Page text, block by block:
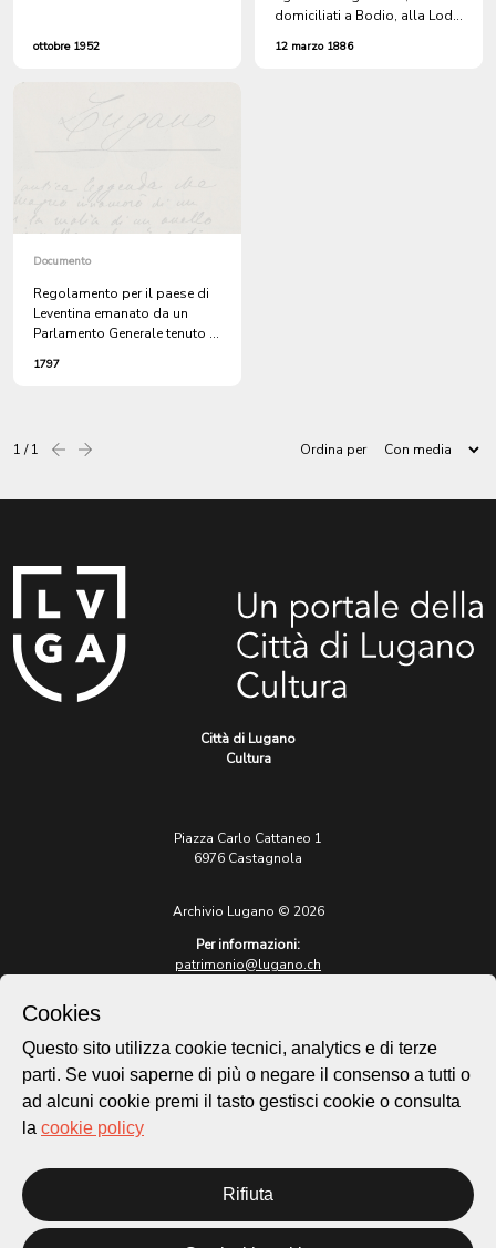
ottobre 1952
domiciliati a Bodio, alla Lod.
l'Imposta Cantonale, Lugano.
12 marzo 1886
Documento
Regolamento per il paese di
Leventina emanato da un
Parlamento Generale tenuto in
1797
1 / 1 Precedentesuccessiva Ordina per
Città di Lugano
Cultura
Piazza Carlo Cattaneo 1
6976 Castagnola
Archivio Lugano © 2026
Per informazioni:
patrimonio@lugano.ch
lugano.ch
Cookie policy
Privacy Policy
Homepage
Temi
Cookies
Questo sito utilizza cookie tecnici, analytics e di terze
parti. Se vuoi saperne di più o negare il consenso a tutti o
ad alcuni cookie premi il tasto gestisci cookie o consulta
la cookie policy
Rifiuta